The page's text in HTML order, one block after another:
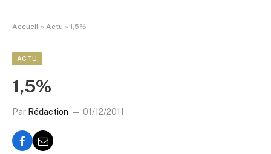
Accueil » Actu » 1,5%
ACTU
1,5%
Par Rédaction 01/12/2011